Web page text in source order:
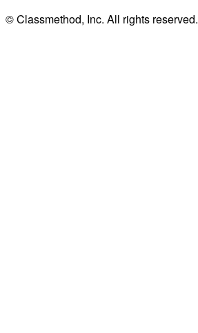
© Classmethod, Inc. All rights reserved.